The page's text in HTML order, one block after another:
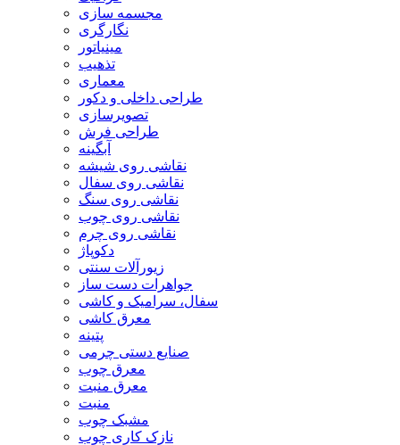
مجسمه سازی
نگارگری
مینیاتور
تذهیب
معماری
طراحی داخلی و دکور
تصویرسازی
طراحی فرش
آبگینه
نقاشی روی شیشه
نقاشی روی سفال
نقاشی روی سنگ
نقاشی روی چوب
نقاشی روی چرم
دکوپاژ
زیورآلات سنتی
جواهرات دست ساز
سفال، سرامیک و کاشی
معرق کاشی
پتینه
صنایع دستی چرمی
معرق چوب
معرق منبت
منبت
مشبک چوب
نازک کاری چوب